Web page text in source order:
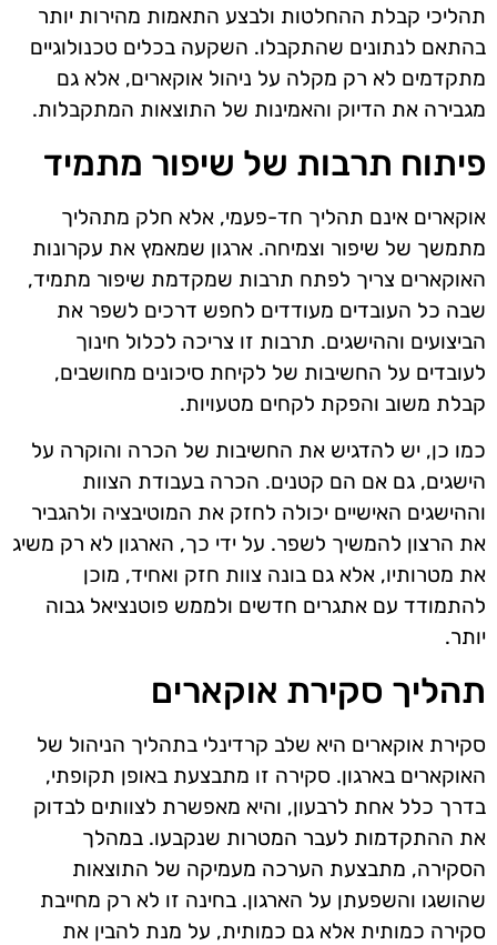
תהליכי קבלת ההחלטות ולבצע התאמות מהירות יותר
בהתאם לנתונים שהתקבלו. השקעה בכלים טכנולוגיים
מתקדמים לא רק מקלה על ניהול אוקארים, אלא גם
מגבירה את הדיוק והאמינות של התוצאות המתקבלות.
פיתוח תרבות של שיפור מתמיד
אוקארים אינם תהליך חד-פעמי, אלא חלק מתהליך
מתמשך של שיפור וצמיחה. ארגון שמאמץ את עקרונות
האוקארים צריך לפתח תרבות שמקדמת שיפור מתמיד,
שבה כל העובדים מעודדים לחפש דרכים לשפר את
הביצועים וההישגים. תרבות זו צריכה לכלול חינוך
לעובדים על החשיבות של לקיחת סיכונים מחושבים,
קבלת משוב והפקת לקחים מטעויות.
כמו כן, יש להדגיש את החשיבות של הכרה והוקרה על
הישגים, גם אם הם קטנים. הכרה בעבודת הצוות
וההישגים האישיים יכולה לחזק את המוטיבציה ולהגביר
את הרצון להמשיך לשפר. על ידי כך, הארגון לא רק משיג
את מטרותיו, אלא גם בונה צוות חזק ואחיד, מוכן
להתמודד עם אתגרים חדשים ולממש פוטנציאל גבוה
יותר.
תהליך סקירת אוקארים
סקירת אוקארים היא שלב קרדינלי בתהליך הניהול של
האוקארים בארגון. סקירה זו מתבצעת באופן תקופתי,
בדרך כלל אחת לרבעון, והיא מאפשרת לצוותים לבדוק
את ההתקדמות לעבר המטרות שנקבעו. במהלך
הסקירה, מתבצעת הערכה מעמיקה של התוצאות
שהושגו והשפעתן על הארגון. בחינה זו לא רק מחייבת
סקירה כמותית אלא גם כמותית, על מנת להבין את